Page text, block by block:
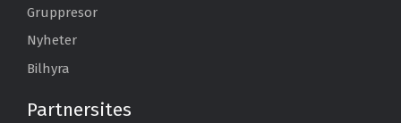
Gruppresor
Nyheter
Bilhyra
Partnersites